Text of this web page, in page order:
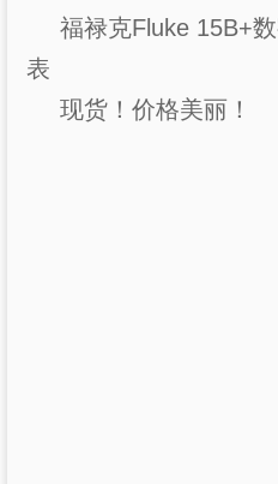
福禄克Fluke 15B+
表
现货！价格美丽！